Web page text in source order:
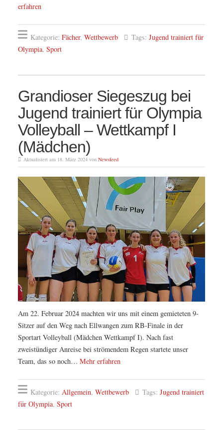
erfahren
Kategorie: Fächer, Wettbewerb Tags: Jugend trainiert für
Olympia, Sport
Grandioser Siegeszug bei
Jugend trainiert für Olympia
Volleyball – Wettkampf I
(Mädchen)
Aktualisiert am 18. März 2024 von Newsfeed
Am 22. Februar 2024 machten wir uns mit einem gemieteten 9-
Sitzer auf den Weg nach Ellwangen zum RB-Finale in der
Sportart Volleyball (Mädchen Wettkampf I). Nach fast
zweistündiger Anreise bei strömendem Regen startete unser
Team, das so noch… Mehr erfahren
Kategorie: Allgemein, Wettbewerb Tags: Jugend trainiert
für Olympia, Sport